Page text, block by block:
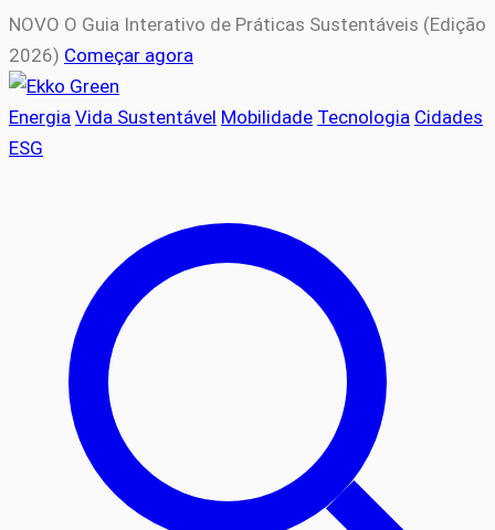
NOVO O Guia Interativo de Práticas Sustentáveis (Edição
2026) Começar agora
Energia Vida Sustentável Mobilidade Tecnologia Cidades
ESG